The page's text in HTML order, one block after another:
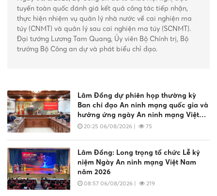
Công an phường Hàm Thắng lan tỏa
phong trào thi đua “Ba nhất” bằng
những việc làm thiết thực
5 giờ trước| 39
cho học sinh
5 giờ trước| 84
Đồng chí Đại tá Phạm Thanh Hùng - Phó Giám đốc
Công an tỉnh làm việc tại Công an xã Phan Rí Cửa
tuyến toàn quốc đánh giá kết quả công tác tiếp nhận,
thực hiện nhiệm vụ quản lý nhà nước về cai nghiện ma
túy (CNMT) và quản lý sau cai nghiện ma túy (SCNMT).
Đại tướng Lương Tam Quang, Ủy viên Bộ Chính trị, Bộ
trưởng Bộ Công an dự và phát biểu chỉ đạo.
Lâm Đồng dự phiên họp thường kỳ
Ban chỉ đạo An ninh mạng quốc gia và
hưởng ứng ngày An ninh mạng Việt
Nam 2026
20:25 06/08/2026 | 75
Lâm Đồng: Long trọng tổ chức Lễ kỷ
niệm Ngày An ninh mạng Việt Nam
năm 2026
08:57 06/08/2026 | 219